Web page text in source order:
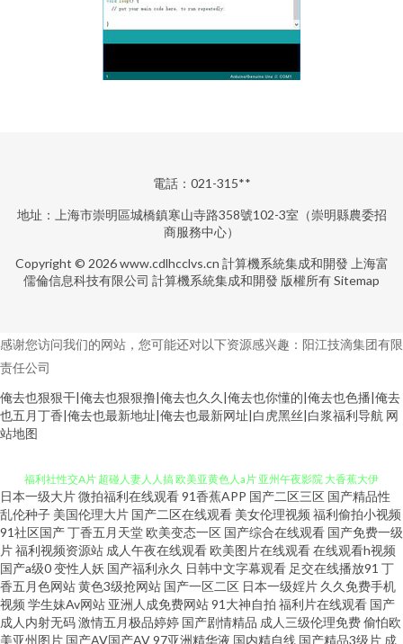
電話：021-315**
地址：上海市崇明區城橋鎮寒山寺路358號102-3室（崇明縣農委招
商服務中心）
Copyright © 2026www.cdlhcclvs.cn 計算機系統集成和開發 上海富
儒倫信息科技有限公司 計算機系統集成和開發 版權所有Sitemap
感谢您访问我们的网站，您可能还对以下资源感兴趣：阳江技滴集团有限
责任公司
俺去也狠狠干|俺去也狠狠撸|俺去也久久|俺去也你懂的|俺去也色播|俺去
也五月丁香|俺去也最新地址|俺去也最新网址|白虎黑丝|白浆福利导航 网
站地图
日韩成网 狠狠撸88 五月婷婷色情 51豆花今日福利 91丝袜稀缺资源 97日韩
人 久草女同精品 日本私人影院 五月花综合网 变态AV另类 国产精品艹 另类综
合图 欧洲色图MV 午夜激情AV 国产男女啪啪视频 日韩欧美有码另类 超碰照
片97导航 韩国ts伪娘自慰 欧洲综合色图 亚洲欧美专区 97资源总站 美女91视
日本一级大片微拍福利在线观看91香蕉APP 国产二区三区 国产精品性
乱伦种子 美国伦理大片 国产二区在线观看 美女伦理视频 福利偷拍小视频
91社区国产丁香五月天堂欧美变态一区 国产综合在线观看 国产免费一级
片福利视频资源站 成人午夜在线观看欧美图片在线观看在线观看h视频
国产a级0变性人妖 国产福利永久 日韩中文字幕观看 足交在线播放91 丁
香五月色网站黄色3级抢网站 国产一区二区 日本一级婬片 久久免费手机
视频 学生妹Av网站 亚洲人成免费网站91大神自拍 福利片在线观看 国产
成人内射无码激情五月极品婷婷 国产剧情精品 成人三级伦理免费偷怕欧
美亚州图片 国产AV国产AV97亚洲精华液 国内精自线 国产精品3级片 成